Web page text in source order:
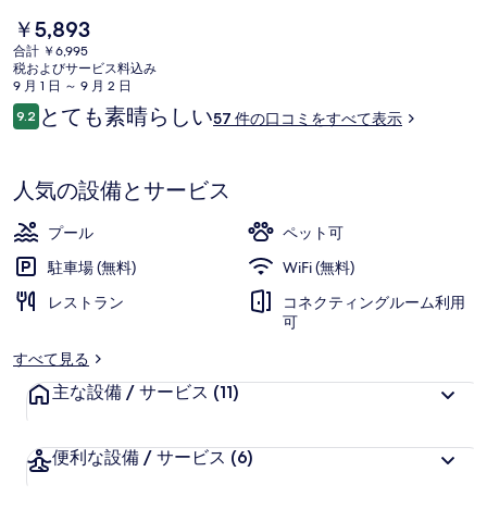
ャ
ー
ニ
ー
ブ
の
写
真
ャ
イおよびターペー門から車で 10 分圏内に位置しています。
現
在
の
料
金
は
す
￥5,893
合計 ￥6,995
税およびサービス料込み
9 月 1 日 ～ 9 月 2 日
口
コ
9.210段階中9.2
とても素晴らしい57 件の口コミをすべて表示
人気の設備とサービス
プール
ペット可
駐車場 (無料)
WiFi (無料)
レストラン
コネクティングルーム利用
可
すべて見る
主な設備 / サービス (11)
便利な設備 / サービス (6)